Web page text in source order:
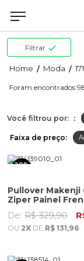
Filtrar
Moda 171
Você filtrou por: :
Faixa de preço:
20%
Pullover Makenji
Ziper Painel
Masculino Preto
De: R$ 329,90
OU 2X DE R$ 131,96